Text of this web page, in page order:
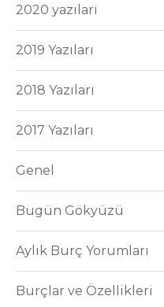
2020 yazıları
2019 Yazıları
2018 Yazıları
2017 Yazıları
Genel
Bugün Gökyüzü
Aylık Burç Yorumları
Burçlar ve Özellikleri